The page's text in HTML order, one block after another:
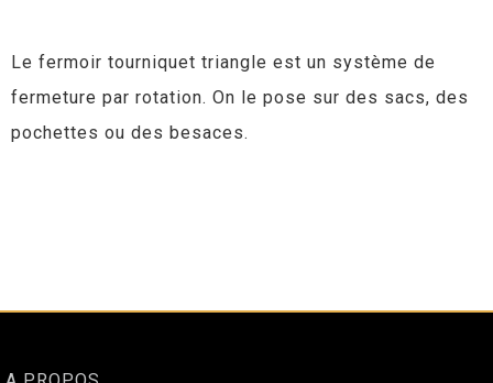
Le fermoir tourniquet triangle est un système de
fermeture par rotation. On le pose sur des sacs, des
pochettes ou des besaces.